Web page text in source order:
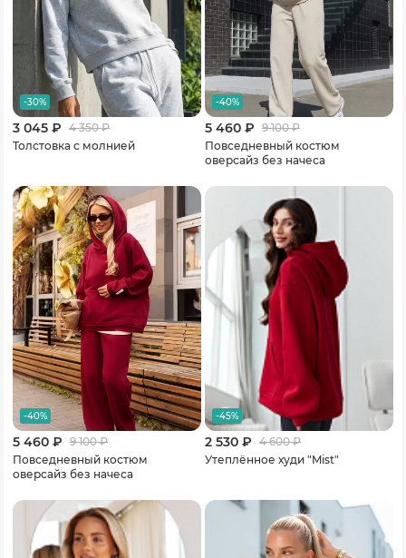
-30%
3 045 ₽ 4 350₽
Толстовка с молнией
-40%
5 460 ₽ 9 100₽
Повседневный костюм
оверсайз без начеса
-40%
5 460 ₽ 9 100₽
Повседневный костюм
оверсайз без начеса
-45%
2 530 ₽ 4 600₽
Утеплённое худи "Mist"